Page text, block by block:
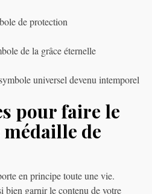
de protection
de la grâce éternelle
universel devenu intemporel
pour faire le
de
en principe toute une vie.
bien garnir le contenu de votre